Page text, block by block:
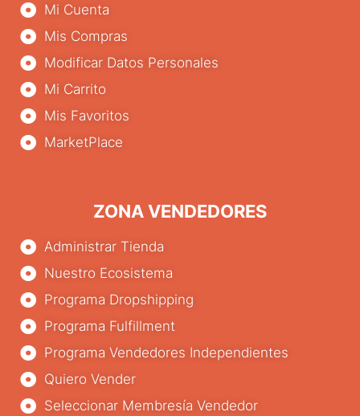
Mi Cuenta
Mis Compras
Modificar Datos Personales
Mi Carrito
Mis Favoritos
MarketPlace
ZONA VENDEDORES
Administrar Tienda
Nuestro Ecosistema
Programa Dropshipping
Programa Fulfillment
Programa Vendedores Independientes
Quiero Vender
Seleccionar Membresía Vendedor